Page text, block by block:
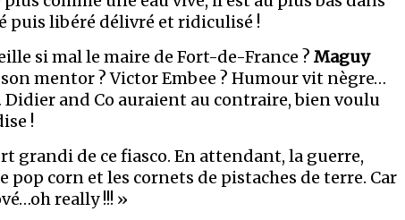
puis libéré délivré et ridiculisé !
si mal le maire de Fort-de-France ? Maguy
mentor ? Victor Embee ? Humour vit nègre…
and Co auraient au contraire, bien voulu
!
grandi de ce fiasco. En attendant, la guerre,
corn et les cornets de pistaches de terre. Car
really !!! »